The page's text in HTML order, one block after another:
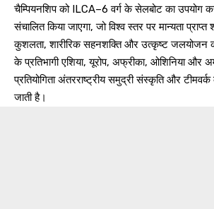
चैम्पियनशिप को ILCA–6 वर्ग के सेलबोट का उपयोग
संचालित किया जाएगा, जो विश्व स्तर पर मान्यता
कुशलता, शारीरिक सहनशक्ति और उत्कृष्ट जलयोजन
के प्रतिभागी एशिया, यूरोप, अफ्रीका, ओशिनिया और
प्रतियोगिता अंतरराष्ट्रीय समुद्री संस्कृति और
जाती है।